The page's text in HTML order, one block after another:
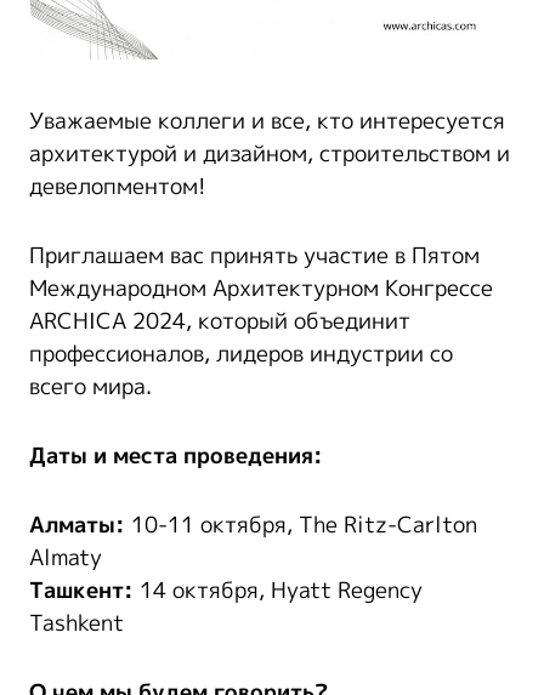
Уважаемые коллеги и все, кто интересуется
архитектурой и дизайном, строительством и
девелопментом!
Приглашаем вас принять участие в Пятом
Международном Архитектурном Конгрессе
ARCHICA 2024, который объединит
профессионалов, лидеров индустрии со
всего мира.
Даты и места проведения:
Алматы: 10-11 октября, The Ritz-Carlton
Almaty
Ташкент: 14 октября, Hyatt Regency
Tashkent